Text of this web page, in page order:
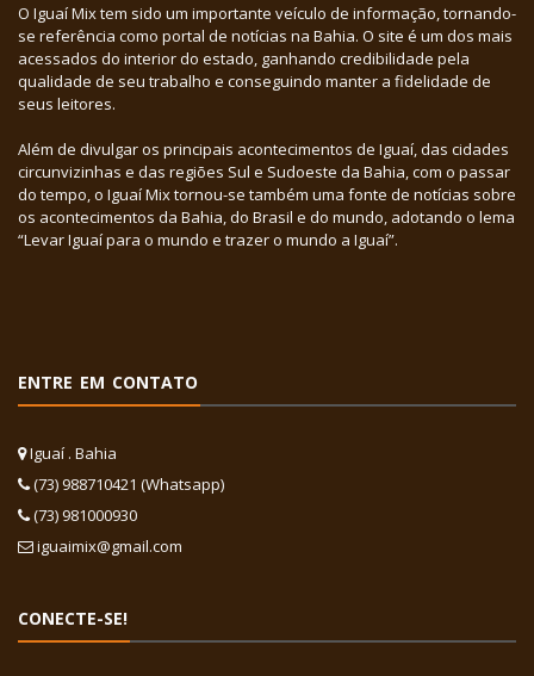
O Iguaí Mix tem sido um importante veículo de informação, tornando-
se referência como portal de notícias na Bahia. O site é um dos mais
acessados do interior do estado, ganhando credibilidade pela
qualidade de seu trabalho e conseguindo manter a fidelidade de
seus leitores.
Além de divulgar os principais acontecimentos de Iguaí, das cidades
circunvizinhas e das regiões Sul e Sudoeste da Bahia, com o passar
do tempo, o Iguaí Mix tornou-se também uma fonte de notícias sobre
os acontecimentos da Bahia, do Brasil e do mundo, adotando o lema
“Levar Iguaí para o mundo e trazer o mundo a Iguaí”.
ENTRE EM CONTATO
Iguaí . Bahia
(73) 988710421 (Whatsapp)
(73) 981000930
iguaimix@gmail.com
CONECTE-SE!